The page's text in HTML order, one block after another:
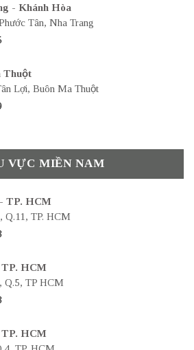
- Khánh Hòa
Tân, Nha Trang
Thuột
Lợi, Buôn Ma Thuột
VỰC MIỀN NAM
TP. HCM
Q.11, TP. HCM
TP. HCM
Q.5, TP HCM
TP. HCM